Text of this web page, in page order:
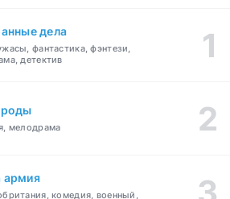
дела
фантастика, фэнтези,
детектив
мелодрама
армия
комедия, военный,